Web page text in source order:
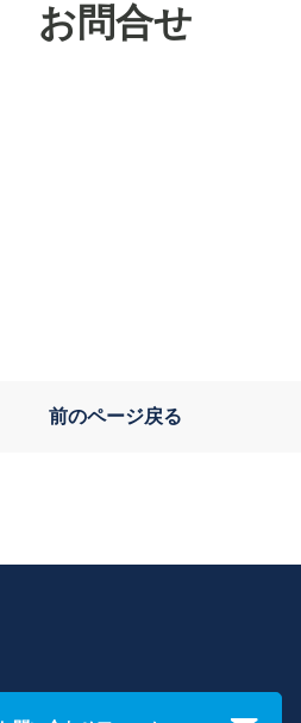
お問合せ
前のページ戻る